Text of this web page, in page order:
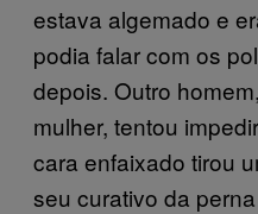
estava algemado e
podia falar com os
depois. Outro
mulher, tentou
cara enfaixado tirou
seu curativo da